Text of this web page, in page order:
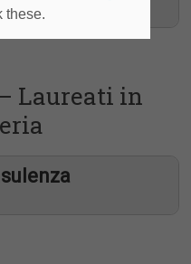
Laureati in
these.